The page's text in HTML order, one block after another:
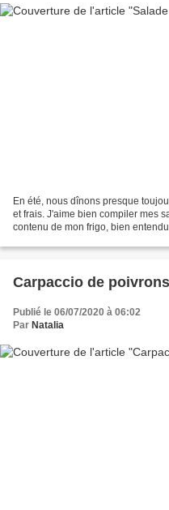
En été, nous dînons presque
et frais. J'aime bien compiler mes
contenu de mon frigo, bien
Carpaccio de
Publié le 06/07/2020 à 06:02
Par Natalia